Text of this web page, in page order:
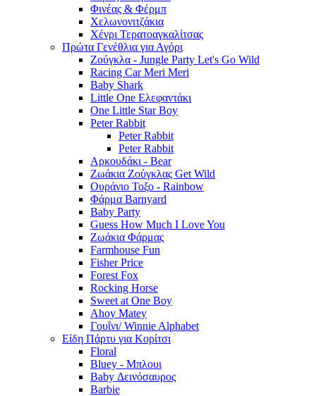
Φινέας & Φέρμπ
Χελωνονιτζάκια
Χένρι Τερατοαγκαλίτσας
Πρώτα Γενέθλια για Αγόρι
Ζούγκλα - Jungle Party Let's Go Wild
Racing Car Meri Meri
Baby Shark
Little One Ελεφαντάκι
One Little Star Boy
Peter Rabbit
Peter Rabbit
Peter Rabbit
Αρκουδάκι - Bear
Ζωάκια Ζούγκλας Get Wild
Ουράνιο Τοξο - Rainbow
Φάρμα Barnyard
Baby Party
Guess How Much I Love You
Ζωάκια Φάρμας
Farmhouse Fun
Fisher Price
Forest Fox
Rocking Horse
Sweet at One Boy
Ahoy Matey
Γουΐνι/ Winnie Alphabet
Είδη Πάρτυ για Κορίτσι
Floral
Bluey - Μπλουι
Baby Δεινόσαυρος
Barbie